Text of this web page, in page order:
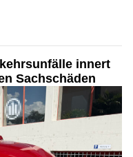
innert
Sachschäden